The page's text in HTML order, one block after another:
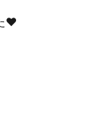
♥️